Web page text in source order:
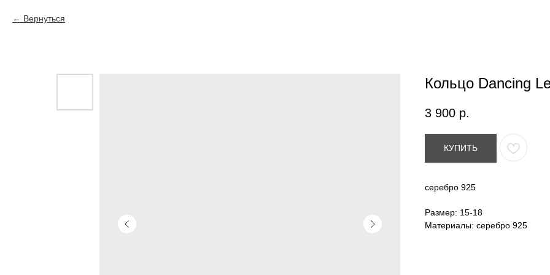
Вернуться
Кольцо Dancing
3 900 р.
КУПИТЬ
серебро 925
Размер: 15-18
Материалы: серебро 925